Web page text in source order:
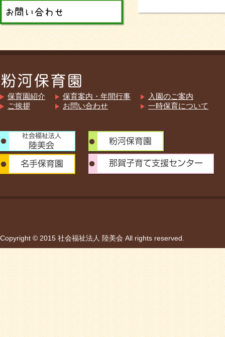
保育園紹介
ご挨拶
保育案内・年間行事
お問い合わせ
入園のご案内
一時保育について
Copyright © 2015 社会福祉法人 陸美会 All rights reserved.